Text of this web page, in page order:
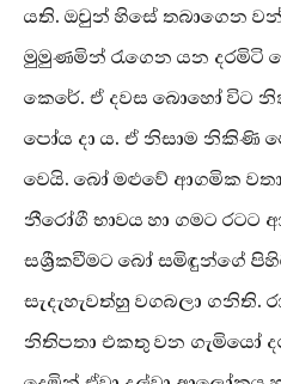
යති. ඔවුන් හිසේ තබාගෙන
මුමුණමින් රැගෙන යන දරමිටි
කෙරේ. ඒ දවස බොහෝ විට
පෝය දා ය. ඒ නිසාම නිකිණි
වෙයි. බෝ මළුවේ ආගමික
නීරෝගී භාවය හා ගමට රටට
සශ්‍රීකවීමට බෝ සමිඳුන්ගේ
සැදැහැවත්හු වගබලා ගනිති.
නිතිපතා එකතු වන ගැමියෝ